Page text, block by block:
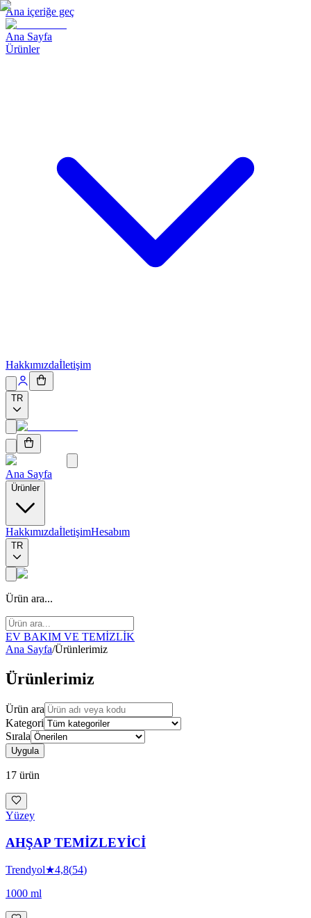
Ana içeriğe geç
Ana Sayfa
Ürünler
Hakkımızdaİletişim
TR
Ana Sayfa
Ürünler
HakkımızdaİletişimHesabım
TR
Ürün ara...
EV BAKIM VE TEMİZLİK
Ana Sayfa/Ürünlerimiz
Ürünlerimiz
Ürün ara
Kategori
Sırala
Uygula
17 ürün
Yüzey
AHŞAP TEMİZLEYİCİ
Trendyol★4,8(54)
1000 ml